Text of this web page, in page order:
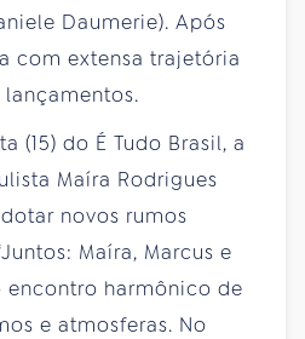
Daumerie). Após
com extensa trajetória
lançamentos.
(15) do É Tudo Brasil, a
Maíra Rodrigues
novos rumos
Maíra, Marcus e
encontro harmônico de
e atmosferas. No